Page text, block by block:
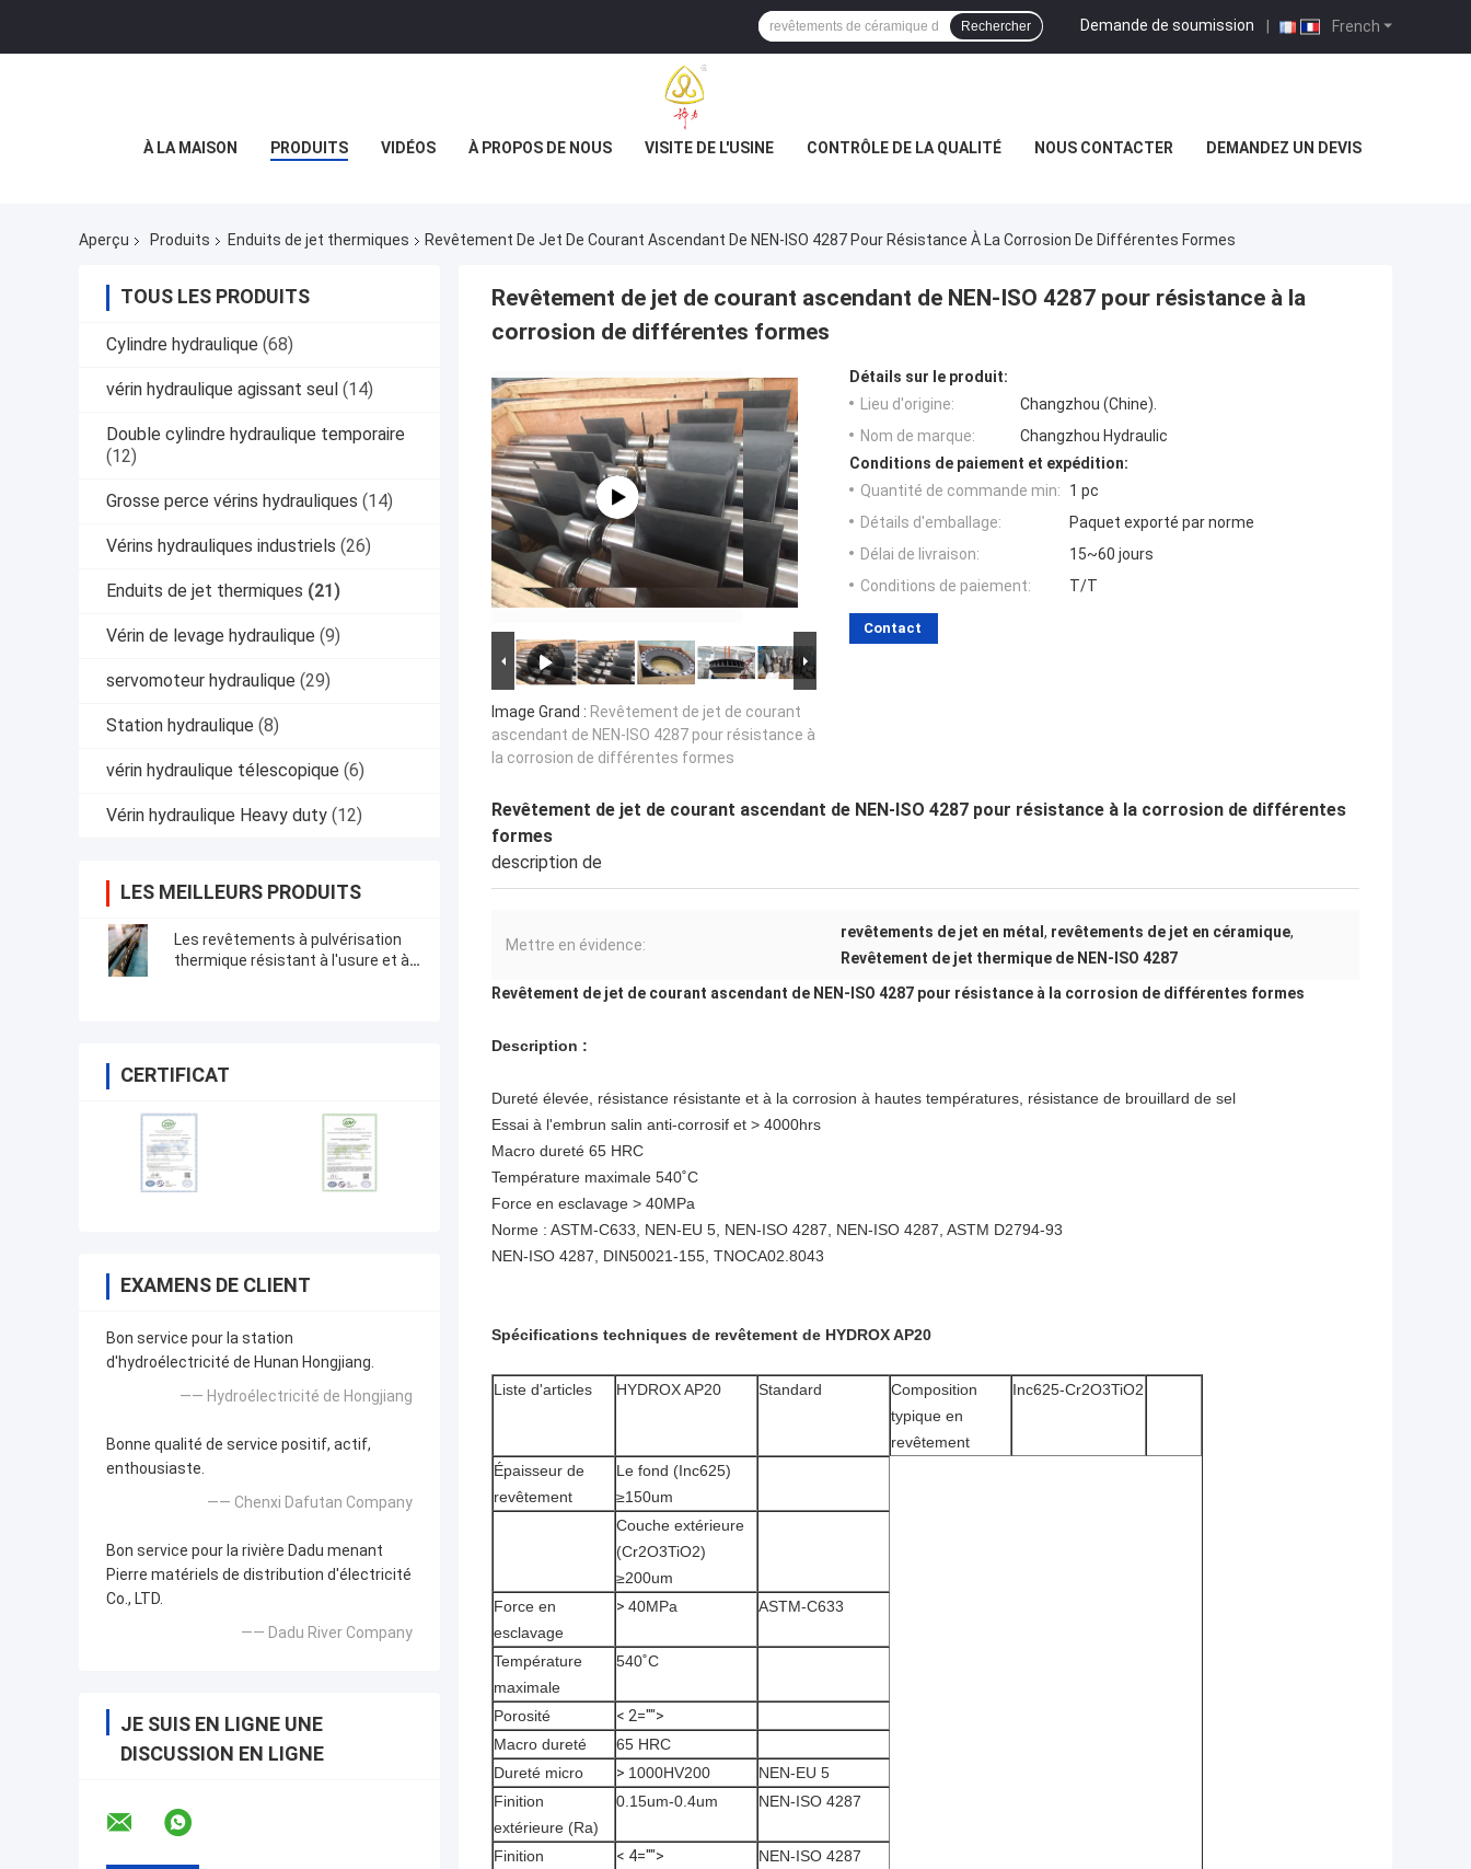
French
Demande de soumission |
Rechercher
À LA MAISON PRODUITS VIDÉOS À PROPOS DE NOUS VISITE DE L'USINE CONTRÔLE DE LA QUALITÉ NOUS CONTACTER DEMANDEZ UN DEVIS
Aperçu Produits Enduits de jet thermiques Revêtement De Jet De Courant Ascendant De NEN-ISO 4287 Pour Résistance À La Corrosion De Différentes Formes
TOUS LES PRODUITS
Cylindre hydraulique (68)
vérin hydraulique agissant seul (14)
Double cylindre hydraulique temporaire
(12)
Grosse perce vérins hydrauliques (14)
Vérins hydrauliques industriels (26)
Enduits de jet thermiques (21)
Vérin de levage hydraulique (9)
servomoteur hydraulique (29)
Station hydraulique (8)
vérin hydraulique télescopique (6)
Vérin hydraulique Heavy duty (12)
LES MEILLEURS PRODUITS
Les revêtements à pulvérisation
thermique résistant à l'usure et à
CERTIFICAT
EXAMENS DE CLIENT
Bon service pour la station
d'hydroélectricité de Hunan Hongjiang.
—— Hydroélectricité de Hongjiang
Bonne qualité de service positif, actif,
enthousiaste.
—— Chenxi Dafutan Company
Bon service pour la rivière Dadu menant
Pierre matériels de distribution d'électricité
Co., LTD.
—— Dadu River Company
JE SUIS EN LIGNE UNE
DISCUSSION EN LIGNE
Revêtement de jet de courant ascendant de NEN-ISO 4287 pour résistance à la
corrosion de différentes formes
Image Grand : Revêtement de jet de courant
ascendant de NEN-ISO 4287 pour résistance à
la corrosion de différentes formes
Détails sur le produit:
Lieu d'origine:
Changzhou (Chine).
Nom de marque:
Changzhou Hydraulic
Conditions de paiement et expédition:
Quantité de commande min:
1 pc
Détails d'emballage:
Paquet exporté par norme
Délai de livraison:
15~60 jours
Conditions de paiement:
T/T
Contact
Revêtement de jet de courant ascendant de NEN-ISO 4287 pour résistance à la corrosion de différentes
formes
description de
Mettre en évidence:
revêtements de jet en métal , revêtements de jet en céramique,
Revêtement de jet thermique de NEN-ISO 4287
Revêtement de jet de courant ascendant de NEN-ISO 4287 pour résistance à la corrosion de différentes formes
Description :
Dureté élevée, résistance résistante et à la corrosion à hautes températures, résistance de brouillard de sel
Essai à l'embrun salin anti-corrosif et > 4000hrs
Macro dureté 65 HRC
Température maximale 540˚C
Force en esclavage > 40MPa
Norme : ASTM-C633, NEN-EU 5, NEN-ISO 4287, NEN-ISO 4287, ASTM D2794-93
NEN-ISO 4287, DIN50021-155, TNOCA02.8043
Spécifications techniques de revêtement de HYDROX AP20
Liste d'articles HYDROX AP20 Standard
Composition
typique en
revêtement
Inc625-Cr2O3TiO2
Épaisseur de
revêtement
Le fond (Inc625)
≥150um
Couche extérieure
(Cr2O3TiO2)
≥200um
Force en
esclavage
> 40MPa ASTM-C633
Température
maximale
540˚C
Porosité
< 2="">
Macro dureté
65 HRC
Dureté micro
> 1000HV200
NEN-EU 5
Finition
extérieure (Ra)
0.15um-0.4um NEN-ISO 4287
Finition
< 4=""> NEN-ISO 4287